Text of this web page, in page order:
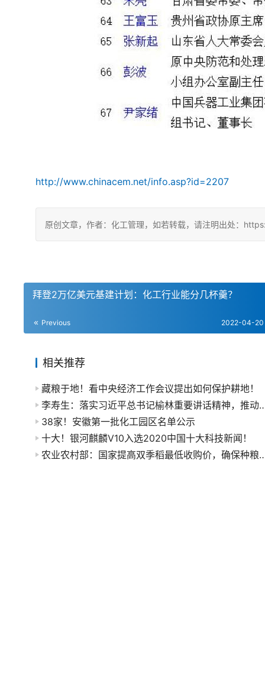
http://www.chinacem.net/info.asp?id=2207
原创文章，作者：化工管理，如若转载，请注明出处：
拜登2万亿美元基建计划：化工行业能分几杯羹？
Previous 2022-04-20
相关推荐
藏粮于地！看中央经济工作会议提出如何保护耕地！
李寿生：落实习近平总书记榆林重要讲话精
38家！安徽第一批化工园区名单公示
十大！银河麒麟V10入选2020中国十大科技新闻！
农业农村部：国家提高双季